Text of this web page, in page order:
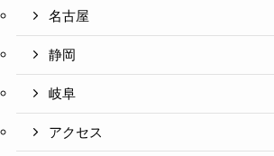
名古屋
静岡
岐阜
アクセス